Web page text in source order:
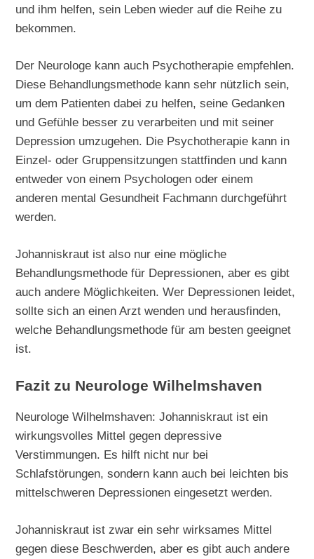
und ihm helfen, sein Leben wieder auf die Reihe zu
bekommen.
Der Neurologe kann auch Psychotherapie empfehlen.
Diese Behandlungsmethode kann sehr nützlich sein,
um dem Patienten dabei zu helfen, seine Gedanken
und Gefühle besser zu verarbeiten und mit seiner
Depression umzugehen. Die Psychotherapie kann in
Einzel- oder Gruppensitzungen stattfinden und kann
entweder von einem Psychologen oder einem
anderen mental Gesundheit Fachmann durchgeführt
werden.
Johanniskraut ist also nur eine mögliche
Behandlungsmethode für Depressionen, aber es gibt
auch andere Möglichkeiten. Wer Depressionen leidet,
sollte sich an einen Arzt wenden und herausfinden,
welche Behandlungsmethode für am besten geeignet
ist.
Fazit zu Neurologe Wilhelmshaven
Neurologe Wilhelmshaven: Johanniskraut ist ein
wirkungsvolles Mittel gegen depressive
Verstimmungen. Es hilft nicht nur bei
Schlafstörungen, sondern kann auch bei leichten bis
mittelschweren Depressionen eingesetzt werden.
Johanniskraut ist zwar ein sehr wirksames Mittel
gegen diese Beschwerden, aber es gibt auch andere